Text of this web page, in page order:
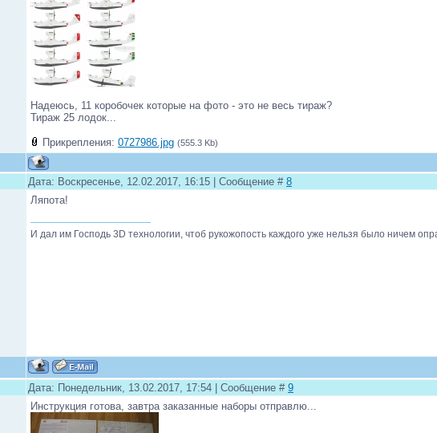
Надеюсь, 11 коробочек которые на фото - это не весь тираж?
Тираж 25 лодок...
Прикрепления: 0727986.jpg (555.3 Kb)
Дата: Воскресенье, 12.02.2017, 16:15 | Сообщение # 8
Ляпота!
И дал им Господь 3D технологии, чтоб рукожопость каждого уже нельзя было ничем
Дата: Понедельник, 13.02.2017, 17:54 | Сообщение # 9
Инструкция готова, завтра заказанные наборы отправлю...